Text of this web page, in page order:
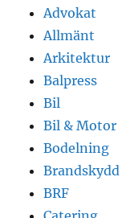
Advokat
Allmänt
Arkitektur
Balpress
Bil
Bil & Motor
Bodelning
Brandskydd
BRF